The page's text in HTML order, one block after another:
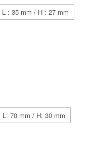
: 35 mm / H : 27 mm
L: 70 mm / H: 30 mm